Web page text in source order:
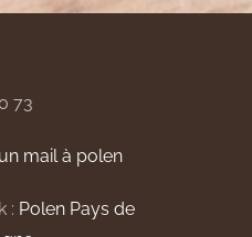
73
mail à polen
: Polen Pays de